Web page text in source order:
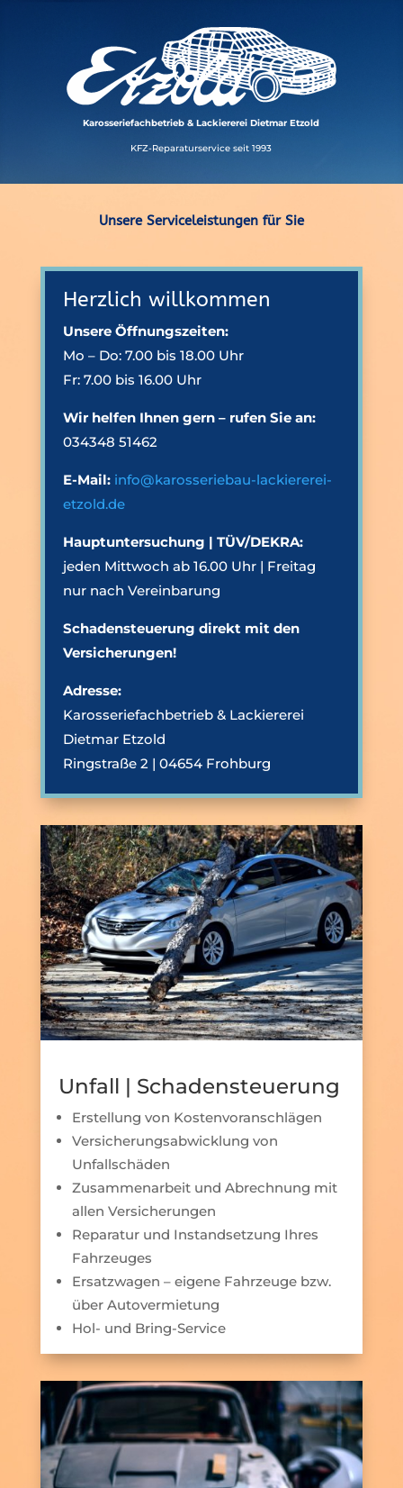
Karosseriefachbetrieb & Lackiererei Dietmar Etzold
KFZ-Reparaturservice seit 1993
Unsere Serviceleistungen für Sie
Herzlich willkommen
Unsere Öffnungszeiten:
Mo – Do: 7.00 bis 18.00 Uhr
Fr: 7.00 bis 16.00 Uhr
Wir helfen Ihnen gern – rufen Sie an:
034348 51462
E-Mail: info@karosseriebau-lackiererei-
etzold.de
Hauptuntersuchung | TÜV/DEKRA:
jeden Mittwoch ab 16.00 Uhr | Freitag
nur nach Vereinbarung
Schadensteuerung direkt mit den
Versicherungen!
Adresse:
Karosseriefachbetrieb & Lackiererei
Dietmar Etzold
Ringstraße 2 | 04654 Frohburg
Unfall | Schadensteuerung
Erstellung von Kostenvoranschlägen
Versicherungsabwicklung von
Unfallschäden
Zusammenarbeit und Abrechnung mit
allen Versicherungen
Reparatur und Instandsetzung Ihres
Fahrzeuges
Ersatzwagen – eigene Fahrzeuge bzw.
über Autovermietung
Hol- und Bring-Service